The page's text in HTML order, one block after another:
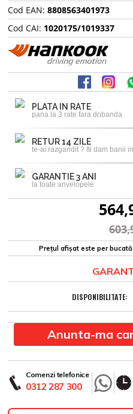
Cod EAN: 8808563401973
Cod CAI: 1020175/1019337
PLATA IN RATE
pana la 3 rate fara dobanda
RETUR 14 ZILE
te-ai razgandit ? Iti dam banii
GARANTIE 3 ANI
la toate anvelopele
Prețul afișat este per
DISPONIBILITATE:
Anunta-ma
Comenzi telefonice
0312 287 300